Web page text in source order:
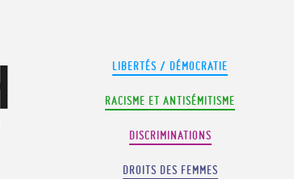
LIBERTÉS / DÉMOCRATIE
RACISME ET ANTISÉMITISME
DISCRIMINATIONS
DROITS DES FEMMES